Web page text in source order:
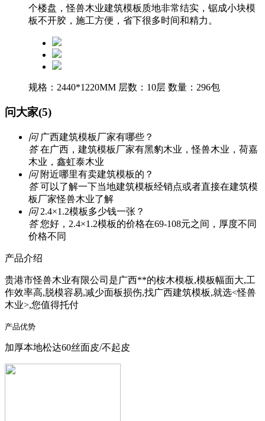
个楼盘，怪兽木业建筑模板质地非常结实，锯成小块模
板不开胶，施工方便，省下很多时间和精力。
规格：2440*1220MM 层数：10层 数量：296包
问大家(5)
问 广西建筑模板厂家有哪些？
答 在广西，建筑模板厂家有黑豹木业，怪兽木业，荷嘉
木业，鑫虹泰木业
问 附近哪里有卖建筑模板的？
答 可以了解一下当地建筑模板经销点或者直接在建筑模
板厂家怪兽木业了解
问 2.4×1.2模板多少钱一张？
答 您好，2.4×1.2模板的价格在69-108元之间，厚度不同
价格不同
产品介绍
贵港市怪兽木业有限公司是广西**的桉木模板,模板幅面大,工
作效率高,脱模容易,减少面板损伤,找广西建筑模板,就选<怪兽
木业>,您值得托付
产品优势
加厚本地松达60丝面皮/不起皮